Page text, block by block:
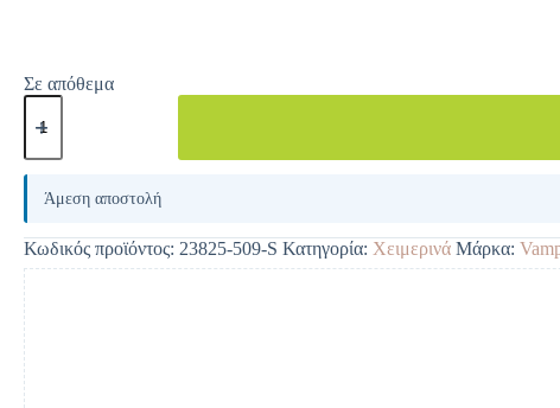
Σε απόθεμα
A
e
r
n
a
t
i
v
e
Άμεση αποστολή
Κωδικός προϊόντος: 23825-509-S Κατηγορία: Χειμερινά Μάρκα: